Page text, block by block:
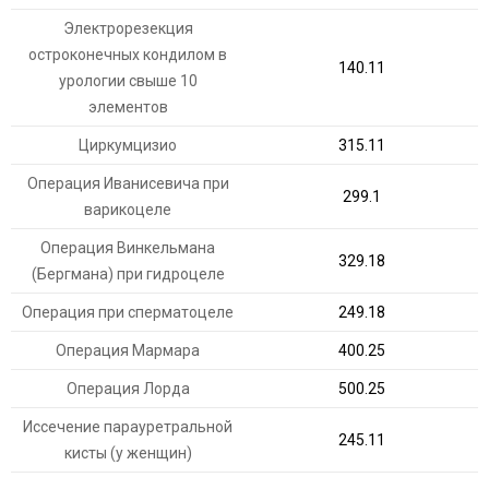
Электрорезекция
остроконечных кондилом в
урологии свыше 10
элементов
140.11
Циркумцизио 315.11
Операция Иванисевича при
варикоцеле
299.1
Операция Винкельмана
(Бергмана) при гидроцеле
329.18
Операция при сперматоцеле 249.18
Операция Мармара 400.25
Операция Лорда 500.25
Иссечение парауретральной
кисты (у женщин)
245.11